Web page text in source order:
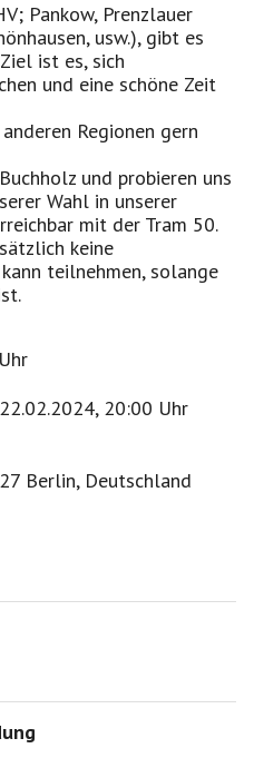
Pankow, Prenzlauer
usw.), gibt es
ist es, sich
und eine schöne Zeit
Regionen gern
und probieren uns
Wahl in unserer
mit der Tram 50.
keine
teilnehmen, solange
20:00 Uhr
Berlin, Deutschland